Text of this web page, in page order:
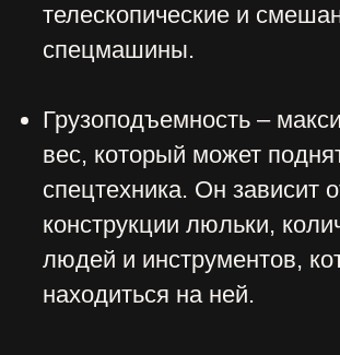
будет перемещаться автовышка.
При выборе автовышки для аренды
вместимость люльки с учётом
специфики работ, которые планируется
выполнить. Наша компания предлагает
широкий выбор автовышек разных типов
задач.